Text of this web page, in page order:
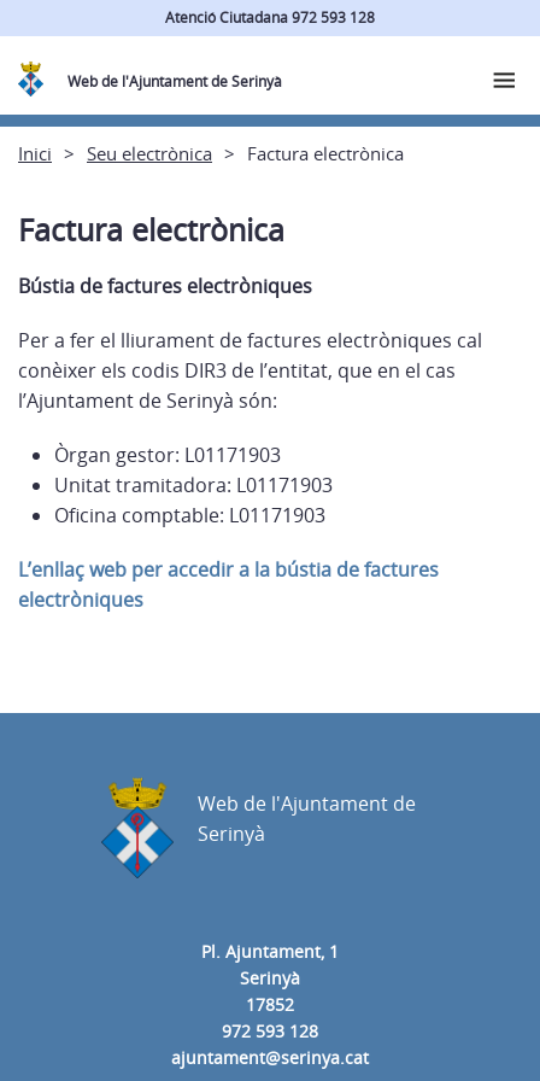
Atenció Ciutadana 972 593 128
Web de l'Ajuntament de Serinyà
Inici Seu electrònica Factura electrònica
Factura electrònica
Bústia de factures electròniques
Per a fer el lliurament de factures electròniques cal
conèixer els codis DIR3 de l’entitat, que en el cas
l’Ajuntament de Serinyà són:
Òrgan gestor: L01171903
Unitat tramitadora: L01171903
Oficina comptable: L01171903
L’enllaç web per accedir a la bústia de factures
electròniques
Pl. Ajuntament, 1
Serinyà
17852
972 593 128
ajuntament@serinya.cat
Web de l'Ajuntament de
Serinyà